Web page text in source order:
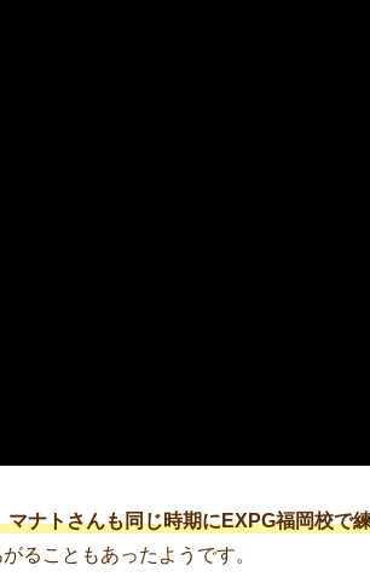
ナトさんも同じ時期にEXPG福岡校で
ることもあったようです。